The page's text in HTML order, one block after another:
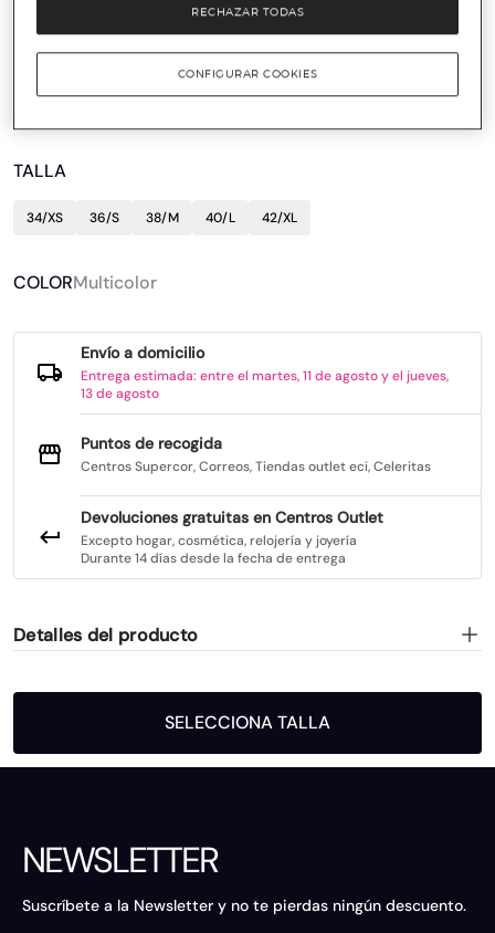
G-STAR
Camisa Bristum 2.0 Slim de hombre
59 €119,95 €50%
TALLA
34/XS 36/S 38/M 40/L 42/XL
COLORMulticolor
Envío a domicilio
Entrega estimada: entre el martes, 11 de agosto y el jueves,
13 de agosto
Puntos de recogida
Centros Supercor, Correos, Tiendas outlet eci, Celeritas
Devoluciones gratuitas en Centros Outlet
Excepto hogar, cosmética, relojería y joyería
Durante 14 días desde la fecha de entrega
Detalles del producto
SELECCIONA TALLA
NEWSLETTER
Suscríbete a la Newsletter y no te pierdas ningún descuento.
RECHAZAR TODAS
CONFIGURAR COOKIES